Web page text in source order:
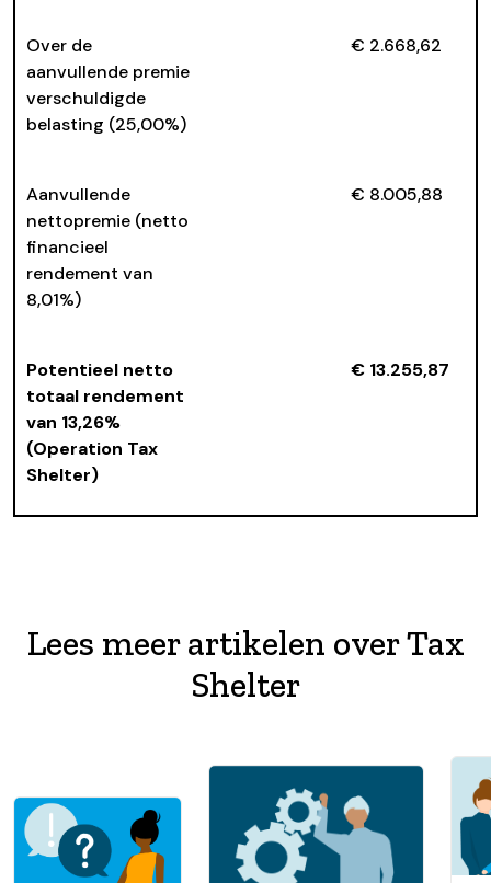
Over de
aanvullende premie
verschuldigde
belasting (25,00%)
€ 2.668,62
Aanvullende
nettopremie (netto
financieel
rendement van
8,01%)
€ 8.005,88
Potentieel netto
totaal rendement
van 13,26%
(Operation Tax
Shelter)
€ 13.255,87
Lees meer artikelen over Tax
Shelter